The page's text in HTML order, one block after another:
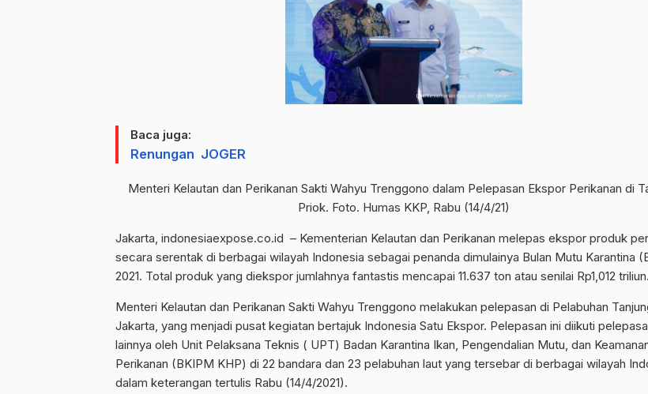
Baca juga:
Renungan JOGER
Menteri Kelautan dan Perikanan Sakti Wahyu Trenggono dalam Pelepasan Ekspor Perikanan di
Priok. Foto. Humas KKP, Rabu (14/4/21)
Jakarta, indonesiaexpose.co.id – Kementerian Kelautan dan Perikanan melepas ekspor produk
secara serentak di berbagai wilayah Indonesia sebagai penanda dimulainya Bulan Mutu Karantina
2021. Total produk yang diekspor jumlahnya fantastis mencapai 11.637 ton atau senilai Rp1,012 triliun.
Menteri Kelautan dan Perikanan Sakti Wahyu Trenggono melakukan pelepasan di Pelabuhan
Jakarta, yang menjadi pusat kegiatan bertajuk Indonesia Satu Ekspor. Pelepasan ini diikuti
lainnya oleh Unit Pelaksana Teknis ( UPT) Badan Karantina Ikan, Pengendalian Mutu, dan
Perikanan (BKIPM KHP) di 22 bandara dan 23 pelabuhan laut yang tersebar di berbagai wilayah
dalam keterangan tertulis Rabu (14/4/2021).